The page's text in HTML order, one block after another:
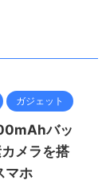
ガジェット
バッ
メラを搭
マホ